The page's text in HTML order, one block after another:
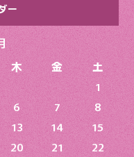
ー
木 金 土
1
6 7
8
13 14
15
20 21
22